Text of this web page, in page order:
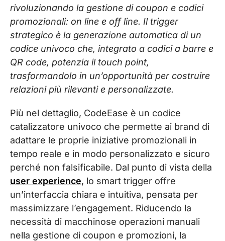
rivoluzionando la gestione di coupon e codici
promozionali: on line e off line. Il trigger
strategico è la generazione automatica di un
codice univoco che, integrato a codici a barre e
QR code, potenzia il touch point,
trasformandolo in un’opportunità per costruire
relazioni più rilevanti e personalizzate.
Più nel dettaglio, CodeEase è un codice
catalizzatore univoco che permette ai brand di
adattare le proprie iniziative promozionali in
tempo reale e in modo personalizzato e sicuro
perché non falsificabile. Dal punto di vista della
user experience, lo smart trigger offre
un’interfaccia chiara e intuitiva, pensata per
massimizzare l’engagement. Riducendo la
necessità di macchinose operazioni manuali
nella gestione di coupon e promozioni, la